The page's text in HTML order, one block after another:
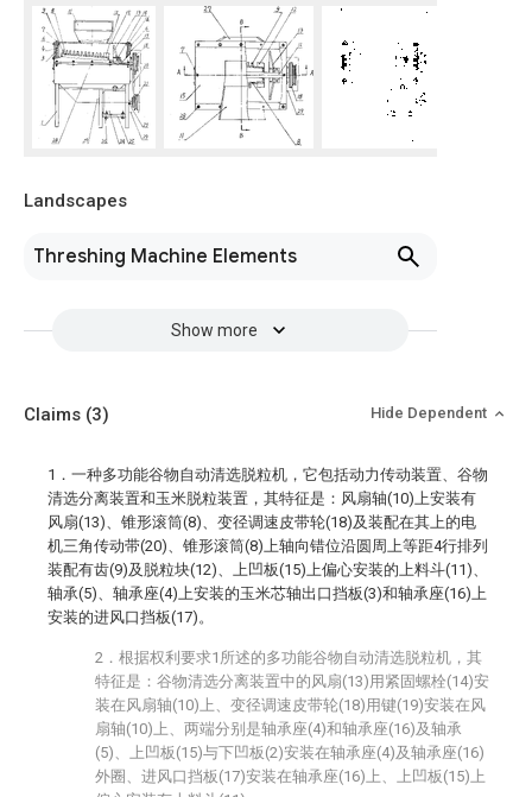
Landscapes
Threshing Machine Elements
Show more
Claims (3) Hide Dependent
1．一种多功能谷物自动清选脱粒机，它包括动力传动装置、谷物
清选分离装置和玉米脱粒装置，其特征是：风扇轴(10)上安装有
风扇(13)、锥形滚筒(8)、变径调速皮带轮(18)及装配在其上的电
机三角传动带(20)、锥形滚筒(8)上轴向错位沿圆周上等距4行排列
装配有齿(9)及脱粒块(12)、上凹板(15)上偏心安装的上料斗(11)、
轴承(5)、轴承座(4)上安装的玉米芯轴出口挡板(3)和轴承座(16)上
安装的进风口挡板(17)。
2．根据权利要求1所述的多功能谷物自动清选脱粒机，其
特征是：谷物清选分离装置中的风扇(13)用紧固螺栓(14)安
装在风扇轴(10)上、变径调速皮带轮(18)用键(19)安装在风
扇轴(10)上、两端分别是轴承座(4)和轴承座(16)及轴承
(5)、上凹板(15)与下凹板(2)安装在轴承座(4)及轴承座(16)
外圈、进风口挡板(17)安装在轴承座(16)上、上凹板(15)上